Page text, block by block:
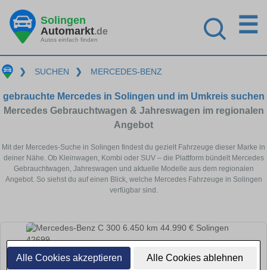
Alle Cookies akzeptieren Alle Cookies ablehnen
Solingen
Automarkt.de
Autos einfach finden
☰
❯ SUCHEN ❯ MERCEDES-BENZ
gebrauchte Mercedes in Solingen und im Umkreis suchen
Mercedes Gebrauchtwagen & Jahreswagen im regionalen
Angebot
Mit der Mercedes-Suche in Solingen findest du gezielt Fahrzeuge dieser Marke in
deiner Nähe. Ob Kleinwagen, Kombi oder SUV – die Plattform bündelt Mercedes
Gebrauchtwagen, Jahreswagen und aktuelle Modelle aus dem regionalen
Angebot. So siehst du auf einen Blick, welche Mercedes Fahrzeuge in Solingen
verfügbar sind.